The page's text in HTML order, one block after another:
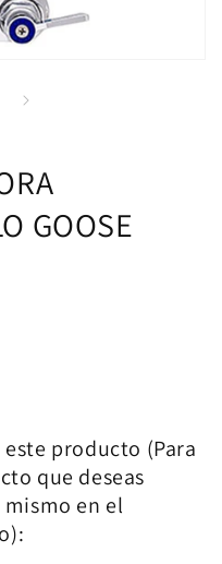
GOOSE
producto (Para
que deseas
en el